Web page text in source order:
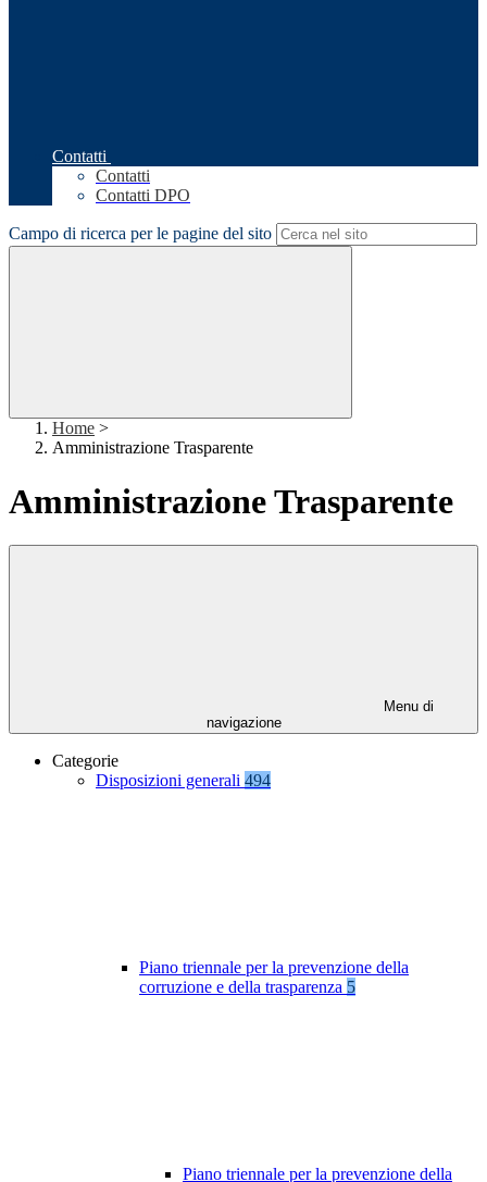
Contatti
Contatti
Contatti DPO
Campo di ricerca per le pagine del sito
Home >
Amministrazione Trasparente
Amministrazione Trasparente
Menu di
navigazione
Categorie
Disposizioni generali 494
Piano triennale per la prevenzione della
corruzione e della trasparenza 5
Piano triennale per la prevenzione della